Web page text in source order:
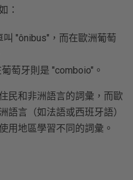
：
"ônibus"，而在歐洲葡萄
萄牙則是 "comboio"。
民和非洲語言的詞彙，而歐
語言（如法語或西班牙語）
用地區學習不同的詞彙。